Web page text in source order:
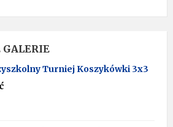
GALERIE
Turniej Koszykówki 3x3